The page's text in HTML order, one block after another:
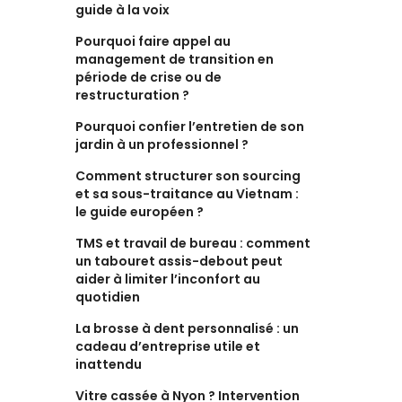
guide à la voix
Pourquoi faire appel au
management de transition en
période de crise ou de
restructuration ?
Pourquoi confier l’entretien de son
jardin à un professionnel ?
Comment structurer son sourcing
et sa sous-traitance au Vietnam :
le guide européen ?
TMS et travail de bureau : comment
un tabouret assis-debout peut
aider à limiter l’inconfort au
quotidien
La brosse à dent personnalisé : un
cadeau d’entreprise utile et
inattendu
Vitre cassée à Nyon ? Intervention